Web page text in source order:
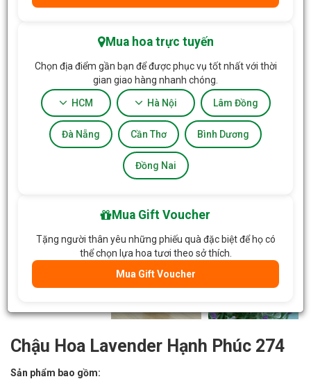
Chậu Hoa Lavender Hạnh Phúc 274
Sản phẩm bao gồm:
Mua hoa trực tuyến
Chọn địa điểm gần bạn để được phục vụ tốt nhất với thời
gian giao hàng nhanh chóng.
HCM Hà Nội Lâm Đồng
Đà Nẵng Cần Thơ Bình Dương
Đồng Nai
Mua Gift Voucher
Tặng người thân yêu những phiếu quà đặc biệt để họ có
thể chọn lựa hoa tươi theo sở thích.
Mua Gift Voucher